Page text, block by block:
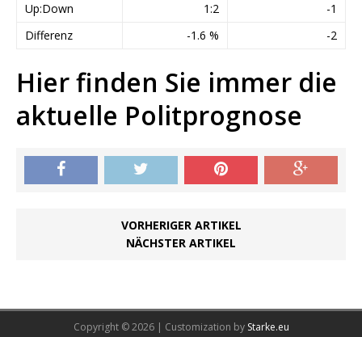
Up:Down 1:2
-1
Differenz
-1.6 % -2
Hier finden Sie immer die
aktuelle Politprognose
VORHERIGER ARTIKEL
NÄCHSTER ARTIKEL
Copyright © 2026 | Customization by Starke.eu